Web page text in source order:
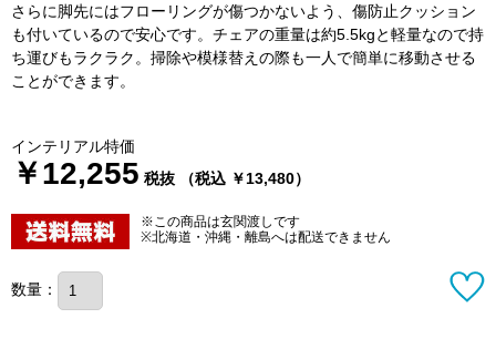
さらに脚先にはフローリングが傷つかないよう、傷防止クッション
も付いているので安心です。チェアの重量は約5.5kgと軽量なので持
ち運びもラクラク。掃除や模様替えの際も一人で簡単に移動させる
ことができます。
インテリアル特価
￥12,255 税抜 （税込 ￥13,480）
※この商品は玄関渡しです
※北海道・沖縄・離島へは配送できません
数量：